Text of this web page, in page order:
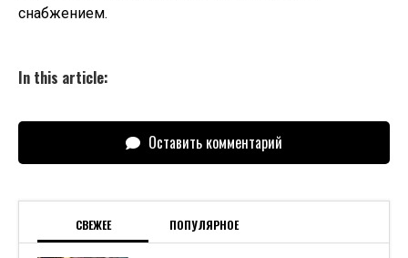
снабжением.
In this article:
Оставить комментарий
СВЕЖЕЕ ПОПУЛЯРНОЕ